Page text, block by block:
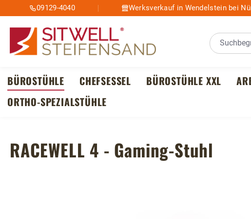
Hauptinhalt springen
Zur Suche springen
Zur Hauptnavigation springen
09129-4040 Werksverkauf in Wendelstein bei
BÜROSTÜHLE CHEFSESSEL BÜROSTÜHLE XXL
ORTHO-SPEZIALSTÜHLE
RACEWELL 4 - Gaming-Stuhl